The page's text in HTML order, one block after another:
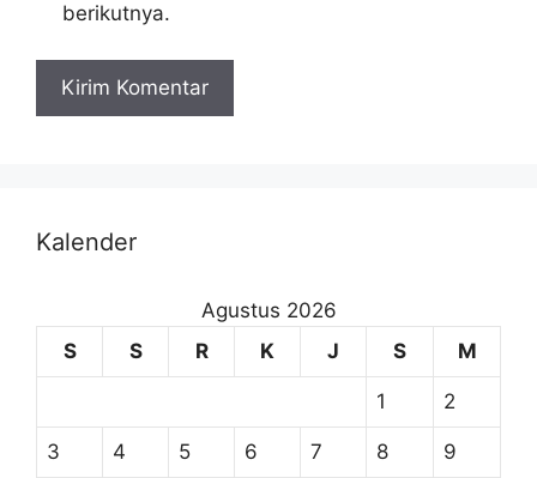
berikutnya.
Kalender
Agustus 2026
S
S R K J S M
1 2
3 4 5 6 7 8 9